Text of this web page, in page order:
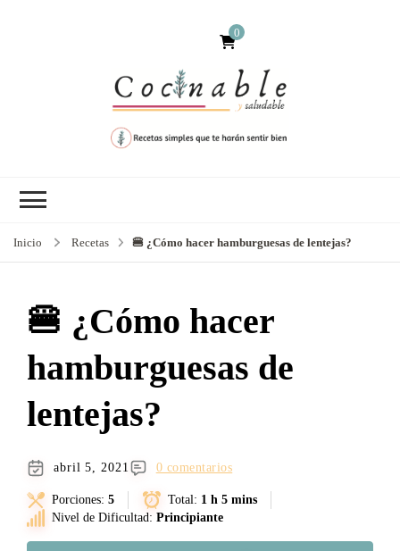
0
Inicio Recetas 🍔 ¿Cómo hacer hamburguesas de lentejas?
🍔 ¿Cómo hacer
hamburguesas de
lentejas?
abril 5, 2021 0 comentarios
Porciones: 5 Total: 1 h 5 mins
Nivel de Dificultad: Principiante